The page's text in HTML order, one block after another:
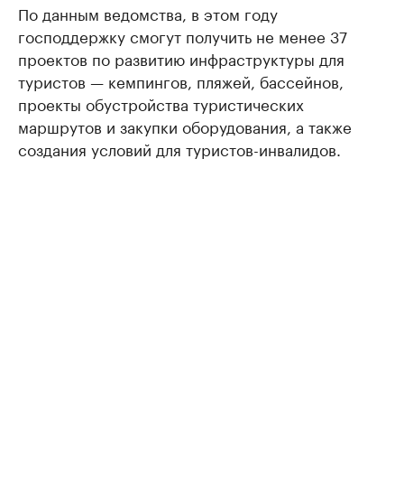
По данным ведомства, в этом году
господдержку смогут получить не менее 37
проектов по развитию инфраструктуры для
туристов — кемпингов, пляжей, бассейнов,
проекты обустройства туристических
маршрутов и закупки оборудования, а также
создания условий для туристов-инвалидов.